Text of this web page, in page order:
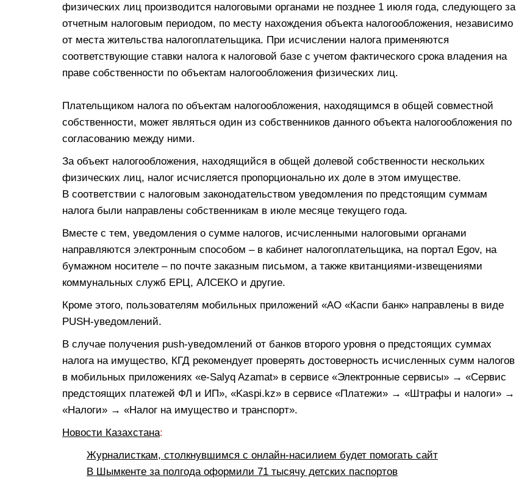
физических лиц производится налоговыми органами не позднее 1 июля года, следующего за
отчетным налоговым периодом, по месту нахождения объекта налогообложения, независимо
от места жительства налогоплательщика. При исчислении налога применяются
соответствующие ставки налога к налоговой базе с учетом фактического срока владения на
праве собственности по объектам налогообложения физических лиц.
Плательщиком налога по объектам налогообложения, находящимся в общей совместной
собственности, может являться один из собственников данного объекта налогообложения по
согласованию между ними.
За объект налогообложения, находящийся в общей долевой собственности нескольких
физических лиц, налог исчисляется пропорционально их доле в этом имуществе.
В соответствии с налоговым законодательством уведомления по предстоящим суммам
налога были направлены собственникам в июле месяце текущего года.
Вместе с тем, уведомления о сумме налогов, исчисленными налоговыми органами
направляются электронным способом – в кабинет налогоплательщика, на портал Egov, на
бумажном носителе – по почте заказным письмом, а также квитанциями-извещениями
коммунальных служб ЕРЦ, АЛСЕКО и другие.
Кроме этого, пользователям мобильных приложений «АО «Каспи банк» направлены в виде
PUSH-уведомлений.
В случае получения push-уведомлений от банков второго уровня о предстоящих суммах
налога на имущество, КГД рекомендует проверять достоверность исчисленных сумм налогов
в мобильных приложениях «e-Salyq Azamat» в сервисе «Электронные сервисы» → «Сервис
предстоящих платежей ФЛ и ИП», «Kaspi.kz» в сервисе «Платежи» → «Штрафы и налоги» →
«Налоги» → «Налог на имущество и транспорт».
Новости Казахстана:
Журналисткам, столкнувшимся с онлайн-насилием будет помогать сайт
В Шымкенте за полгода оформили 71 тысячу детских паспортов